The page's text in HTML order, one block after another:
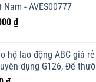
Nam - AVES00777
₫
hộ lao động ABC giá
dụng G126, Đế